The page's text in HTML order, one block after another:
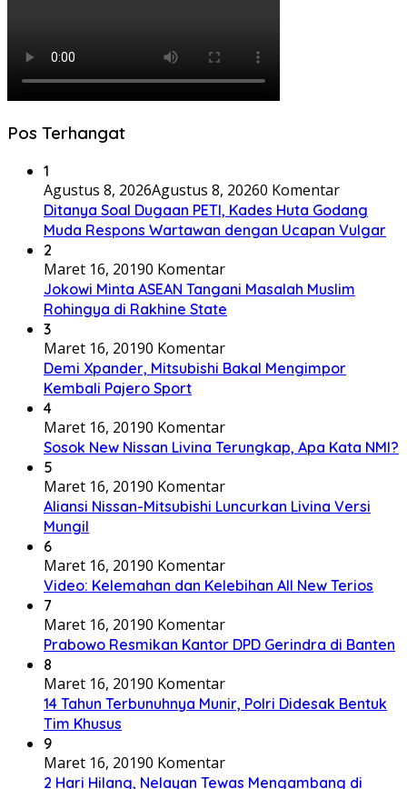
Pos Terhangat
1
Agustus 8, 2026Agustus 8, 20260 Komentar
Ditanya Soal Dugaan PETI, Kades Huta Godang
Muda Respons Wartawan dengan Ucapan Vulgar
2
Maret 16, 20190 Komentar
Jokowi Minta ASEAN Tangani Masalah Muslim
Rohingya di Rakhine State
3
Maret 16, 20190 Komentar
Demi Xpander, Mitsubishi Bakal Mengimpor
Kembali Pajero Sport
4
Maret 16, 20190 Komentar
Sosok New Nissan Livina Terungkap, Apa Kata NMI?
5
Maret 16, 20190 Komentar
Aliansi Nissan-Mitsubishi Luncurkan Livina Versi
Mungil
6
Maret 16, 20190 Komentar
Video: Kelemahan dan Kelebihan All New Terios
7
Maret 16, 20190 Komentar
Prabowo Resmikan Kantor DPD Gerindra di Banten
8
Maret 16, 20190 Komentar
14 Tahun Terbunuhnya Munir, Polri Didesak Bentuk
Tim Khusus
9
Maret 16, 20190 Komentar
2 Hari Hilang, Nelayan Tewas Mengambang di